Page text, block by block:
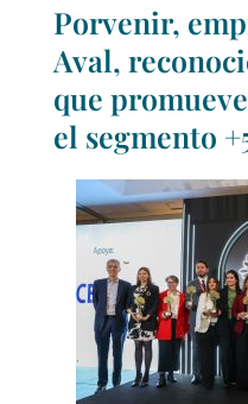
Porvenir,
Aval,
que
el segmento